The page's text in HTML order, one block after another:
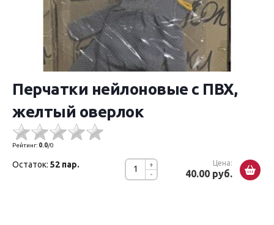
Перчатки нейлоновые с ПВХ,
желтый оверлок
Рейтинг: 0.0/0
-
+ Цена:
40.00 руб.
Остаток: 52 пар.